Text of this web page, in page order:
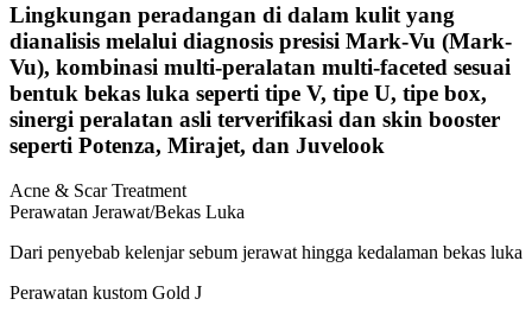
Lingkungan peradangan di dalam kulit yang
dianalisis melalui diagnosis presisi Mark-Vu (Mark-
Vu), kombinasi multi-peralatan multi-faceted sesuai
bentuk bekas luka seperti tipe V, tipe U, tipe box,
sinergi peralatan asli terverifikasi dan skin booster
seperti Potenza, Mirajet, dan Juvelook
Acne & Scar Treatment
Perawatan Jerawat/Bekas Luka
Dari penyebab kelenjar sebum jerawat hingga kedalaman bekas luka
Perawatan kustom Gold J